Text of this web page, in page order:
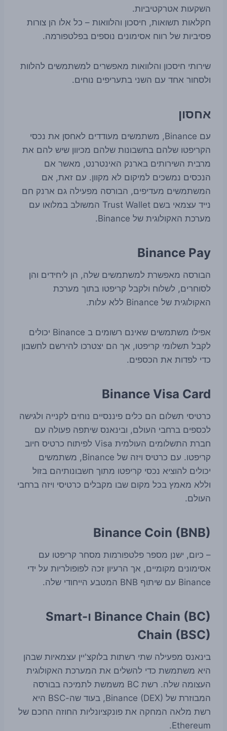
השקעות אטרקטיביות.
חקלאות תשואות, חיסכון והלוואות – כל אלו הן צורות
פסיביות של רווח אסימונים נוספים בפלטפורמה.
שירותי חיסכון והלוואות מאפשרים למשתמשים להלוות
ולסחור אחד עם השני בתעריפים נוחים.
אחסון
עם Binance, משתמשים מעודדים לאחסן את נכסי
הקריפטו שלהם בחשבונות שלהם מכיוון שיש להם את
מרבית השירותים בארנק האינטרנט, מאשר אם
הנכסים נמשכים למיקום לא מקוון. עם זאת, אם
המשתמשים מעדיפים, הבורסה מפעילה גם ארנק חם
נייד עצמאי בשם Trust Wallet המשולב במלואו עם
מערכת האקולוגית של Binance.
Binance Pay
הבורסה מאפשרת למשתמשים שלה, הן ליחידים והן
לסוחרים, לשלוח ולקבל קריפטו בתוך מערכת
האקולוגית של Binance ללא עלות.
אפילו משתמשים שאינם רשומים ב Binance יכולים
לקבל תשלומי קריפטו, אך הם יצטרכו להירשם לחשבון
כדי לפדות את הכספים.
Binance Visa Card
כרטיסי תשלום הם כלים פיננסיים נוחים לקנייה ולגישה
לכספים ברחבי העולם, ובינאנס שיתפה פעולה עם
חברת התשלומים העולמית Visa לפיתוח כרטיס חיוב
קריפטו. עם כרטיס ויזה של Binance, משתמשים
יכולים להוציא נכסי קריפטו מתוך חשבונותיהם בזול
וללא מאמץ בכל מקום שבו מקבלים כרטיסי ויזה ברחבי
העולם.
Binance Coin (BNB)
– כיום, ישנן מספר פלטפורמות מסחר קריפטו עם
אסימונים מקומיים, אך הרעיון זכה לפופולריות על ידי
Binance עם שיתוף BNB המטבע הייחודי שלה.
Binance Chain (BC) ו-Smart
Chain (BSC)
בינאנס מפעילה שתי רשתות בלוקצ'יין עצמאיות שבהן
היא משתמשת כדי להשלים את המערכת האקולוגית
העצומה שלה. רשת BC משמשת לתמיכה בבורסה
המבוזרת של Binance (DEX), בעוד שה-BSC היא
רשת מלאה המחקה את פונקציונליות החוזה החכם של
Ethereum.